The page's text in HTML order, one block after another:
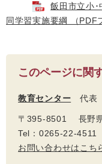
飯田市立小･
同学習実施要綱 （PDF
このページに関
教育センター 代表
〒395-8501 長野
Tel：0265-22-
お問い合わせはこち